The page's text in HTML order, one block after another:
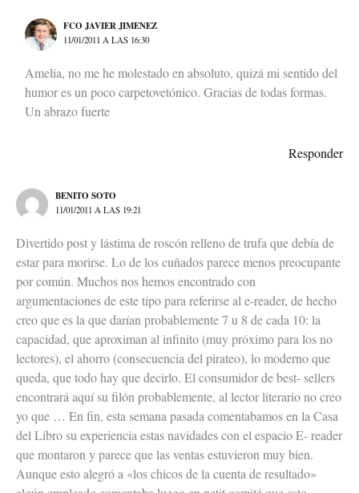
FCO JAVIER JIMENEZ
11/01/2011 A LAS 16:30
Amelia, no me he molestado en absoluto, quizá mi sentido del
humor es un poco carpetovetónico. Gracias de todas formas.
Un abrazo fuerte
Responder
BENITO SOTO
11/01/2011 A LAS 19:21
Divertido post y lástima de roscón relleno de trufa que debía de
estar para morirse. Lo de los cuñados parece menos preocupante
por común. Muchos nos hemos encontrado con
argumentaciones de este tipo para referirse al e-reader, de hecho
creo que es la que darían probablemente 7 u 8 de cada 10: la
capacidad, que aproximan al infinito (muy próximo para los no
lectores), el ahorro (consecuencia del pirateo), lo moderno que
queda, que todo hay que decirlo. El consumidor de best- sellers
encontrará aquí su filón probablemente, al lector literario no creo
yo que … En fin, esta semana pasada comentabamos en la Casa
del Libro su experiencia estas navidades con el espacio E- reader
que montaron y parece que las ventas estuvieron muy bien.
Aunque esto alegró a «los chicos de la cuenta de resultado»